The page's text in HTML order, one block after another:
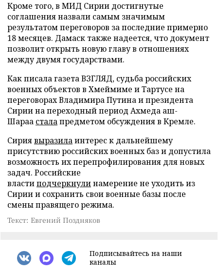
Кроме того, в МИД Сирии достигнутые
соглашения назвали самым значимым
результатом переговоров за последние примерно
18 месяцев. Дамаск также надеется, что документ
позволит открыть новую главу в отношениях
между двумя государствами.
Как писала газета ВЗГЛЯД, судьба российских
военных объектов в Хмеймиме и Тартусе на
переговорах Владимира Путина и президента
Сирии на переходный период Ахмеда аш-
Шараа сталапредметом обсуждения в Кремле.
Сириявыразилаинтерес к дальнейшему
присутствию российских военных баз и допустила
возможность их перепрофилирования для новых
задач. Российские
властиподчеркнулинамерение не уходить из
Сирии и сохранить свои военные базы после
смены правящего режима.
Текст: Евгений Поздняков
Подписывайтесь на наши
каналы